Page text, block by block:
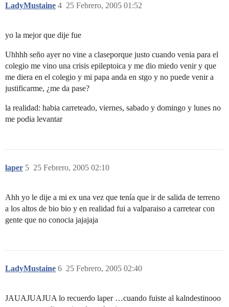
LadyMustaine 25 Febrero, 2005 01:52
4
yo la mejor que dije fue
Uhhhh seño ayer no vine a claseporque justo cuando venia para el
colegio me vino una crisis epileptoica y me dio miedo venir y que
me diera en el colegio y mi papa anda en stgo y no puede venir a
justificarme, ¿me da pase?
la realidad: habia carreteado, viernes, sabado y domingo y lunes no
me podia levantar
laper 25 Febrero, 2005 02:10
5
Ahh yo le dije a mi ex una vez que tenía que ir de salida de terreno
a los altos de bio bio y en realidad fui a valparaiso a carretear con
gente que no conocia jajajaja
LadyMustaine 25 Febrero, 2005 02:40
6
JAUAJUAJUA lo recuerdo laper …cuando fuiste al kalndestinooo